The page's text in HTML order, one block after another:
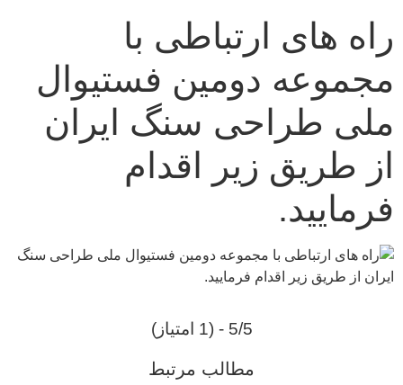
راه های ارتباطی با
مجموعه دومین فستیوال
ملی طراحی سنگ ایران
از طریق زیر اقدام
فرمایید.
5/5 - (1 امتیاز)
مطالب مرتبط